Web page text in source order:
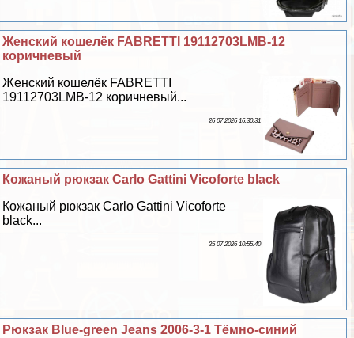
Женский кошелёк FABRETTI 19112703LMB-12
коричневый
Женский кошелёк FABRETTI
19112703LMB-12 коричневый...
26 07 2026 16:30:31
Кожаный рюкзак Carlo Gattini Vicoforte black
Кожаный рюкзак Carlo Gattini Vicoforte
black...
25 07 2026 10:55:40
Рюкзак Blue-green Jeans 2006-3-1 Тёмно-синий